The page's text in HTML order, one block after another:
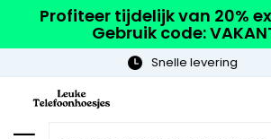
Profiteer tijdelijk van 20%
Gebruik code:
Gratis verzending